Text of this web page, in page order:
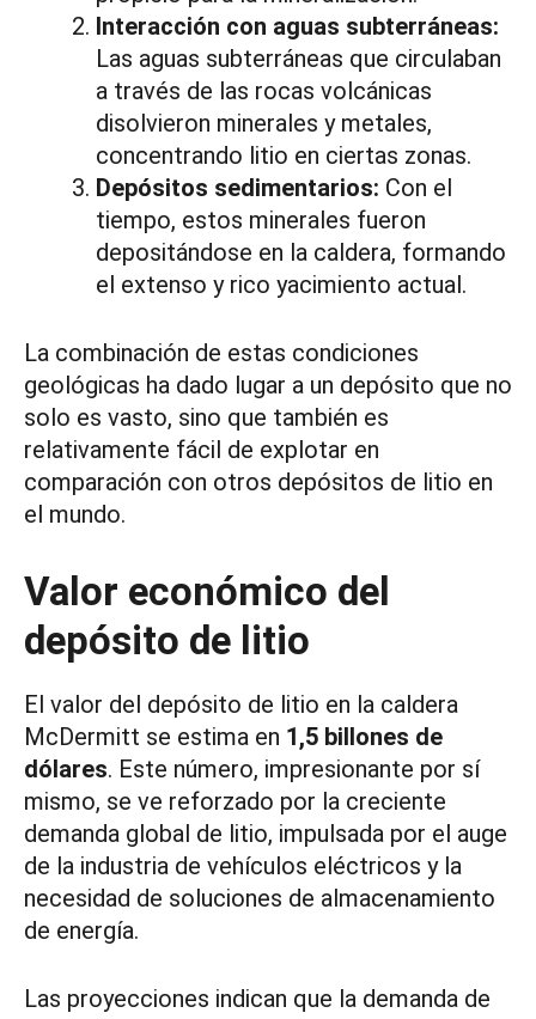
Interacción con aguas subterráneas:
Las aguas subterráneas que circulaban
a través de las rocas volcánicas
disolvieron minerales y metales,
concentrando litio en ciertas zonas.
Depósitos sedimentarios: Con el
tiempo, estos minerales fueron
depositándose en la caldera, formando
el extenso y rico yacimiento actual.
La combinación de estas condiciones
geológicas ha dado lugar a un depósito que no
solo es vasto, sino que también es
relativamente fácil de explotar en
comparación con otros depósitos de litio en
el mundo.
Valor económico del
depósito de litio
El valor del depósito de litio en la caldera
McDermitt se estima en 1,5 billones de
dólares. Este número, impresionante por sí
mismo, se ve reforzado por la creciente
demanda global de litio, impulsada por el auge
de la industria de vehículos eléctricos y la
necesidad de soluciones de almacenamiento
de energía.
Las proyecciones indican que la demanda de